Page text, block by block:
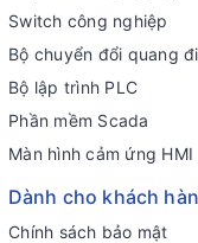
Switch công nghiệp
Bộ chuyển đổi quang
Bộ lập trình PLC
Phần mềm Scada
Màn hình cảm ứng HMI
Dành cho khách
Chính sách bảo mật